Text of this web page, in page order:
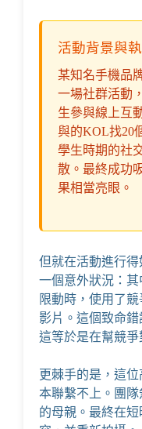
活動背景與
某知名手機品
一場社群活動
生參與線上互
與的KOL找20
學生時期的社
散。最終成功
果相當亮眼。
但就在活動進行
一個意外狀況：
限動時，使用了
影片。這個致命
這等於是在幫競爭
更棘手的是，這
本聯繫不上。團
的母親。最終在